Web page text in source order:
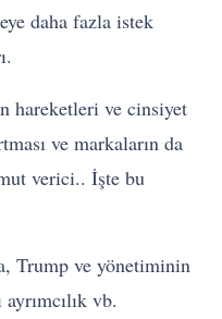
daha fazla istek
hareketleri ve cinsiyet
ve markaların da
verici.. İşte bu
Trump ve yönetiminin
vb.